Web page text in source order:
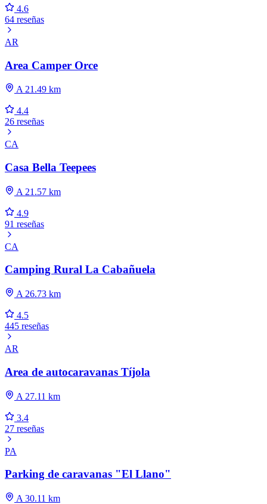
4.6
64 reseñas
AR
Area Camper Orce
A 21.49 km
4.4
26 reseñas
CA
Casa Bella Teepees
A 21.57 km
4.9
91 reseñas
CA
Camping Rural La Cabañuela
A 26.73 km
4.5
445 reseñas
AR
Area de autocaravanas Tíjola
A 27.11 km
3.4
27 reseñas
PA
Parking de caravanas "El Llano"
A 30.11 km